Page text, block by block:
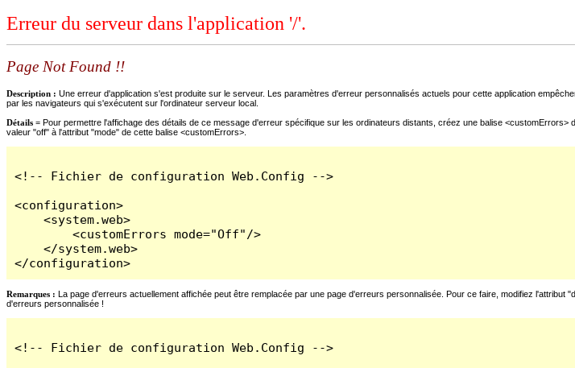
Erreur du serveur dans l'application '/'.
Page Not Found !!
Description : Une erreur d'application s'est produite sur le serveur. Les paramètres d'erreur personnalisés actuels pour cette application
par les navigateurs qui s'exécutent sur l'ordinateur serveur local.
Détails = Pour permettre l'affichage des détails de ce message d'erreur spécifique sur les ordinateurs distants, créez une balise
valeur "off" à l'attribut "mode" de cette balise <customErrors>.
<!-- Fichier de configuration Web.Config -->
<configuration>
    <system.web>
        <customErrors mode="Off"/>
    </system.web>
</configuration>
Remarques : La page d'erreurs actuellement affichée peut être remplacée par une page d'erreurs personnalisée. Pour ce faire, modifiez
d'erreurs personnalisée !
<!-- Fichier de configuration Web.Config -->